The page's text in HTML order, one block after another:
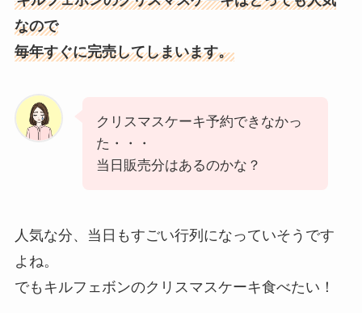
なので
毎年すぐに完売してしまいます。
クリスマスケーキ予約できなかっ
た・・・
当日販売分はあるのかな？
人気な分、当日もすごい行列になっていそうです
よね。
でもキルフェボンのクリスマスケーキ食べたい！